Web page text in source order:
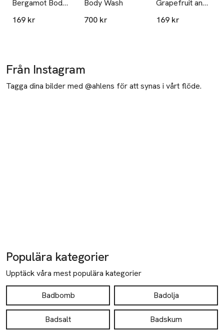
Bergamot Body
Wash, 350 ml
169 kr
Body Wash
700 kr
Grapefruit and
Lilies Body
169 kr
Från Instagram
Tagga dina bilder med @ahlens för att synas i vårt flöde.
Populära kategorier
Upptäck våra mest populära kategorier
Badbomb Badolja
Badsalt Badskum